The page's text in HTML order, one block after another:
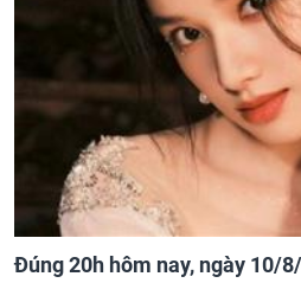
Đúng 20h hôm nay, ngày 10/